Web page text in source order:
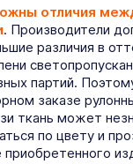
отличия
. Производители
различия в
партий.
заказе
ткань может
по цвету и
приобретенного